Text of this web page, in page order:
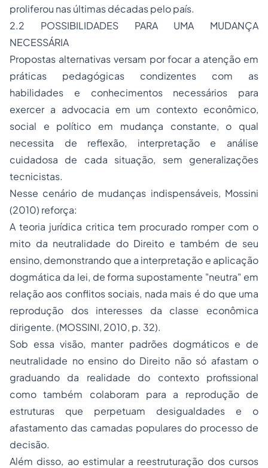
proliferou nas últimas décadas pelo país.
2.2 POSSIBILIDADES PARA UMA MUDANÇA
NECESSÁRIA
Propostas alternativas versam por focar a atenção em
práticas pedagógicas condizentes com as
habilidades e conhecimentos necessários para
exercer a advocacia em um contexto econômico,
social e político em mudança constante, o qual
necessita de reflexão, interpretação e análise
cuidadosa de cada situação, sem generalizações
tecnicistas.
Nesse cenário de mudanças indispensáveis, Mossini
(2010) reforça:
A teoria jurídica critica tem procurado romper com o
mito da neutralidade do Direito e também de seu
ensino, demonstrando que a interpretação e aplicação
dogmática da lei, de forma supostamente "neutra" em
relação aos conflitos sociais, nada mais é do que uma
reprodução dos interesses da classe econômica
dirigente. (MOSSINI, 2010, p. 32).
Sob essa visão, manter padrões dogmáticos e de
neutralidade no ensino do Direito não só afastam o
graduando da realidade do contexto profissional
como também colaboram para a reprodução de
estruturas que perpetuam desigualdades e o
afastamento das camadas populares do processo de
decisão.
Além disso, ao estimular a reestruturação dos cursos